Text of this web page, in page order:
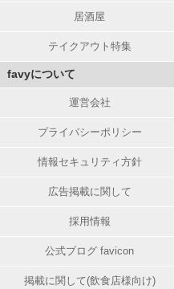
居酒屋
テイクアウト特集
favyについて
運営会社
プライバシーポリシー
情報セキュリティ方針
広告掲載に関して
採用情報
公式ブログ favicon
掲載に関して(飲食店様向け)